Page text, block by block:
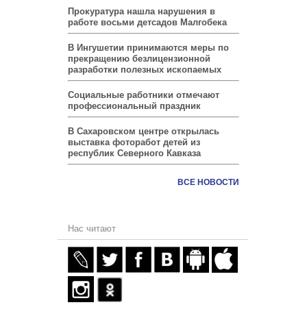
Прокуратура нашла нарушения в
работе восьми детсадов Малгобека
В Ингушетии принимаются меры по
прекращению безлицензионной
разработки полезных ископаемых
Социальные работники отмечают
профессиональный праздник
В Сахаровском центре открылась
выставка фоторабот детей из
республик Северного Кавказа
ВСЕ НОВОСТИ
Нас читают